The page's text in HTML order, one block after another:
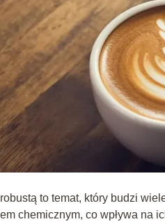
to temat, który budzi
chemicznym, co wpływa na